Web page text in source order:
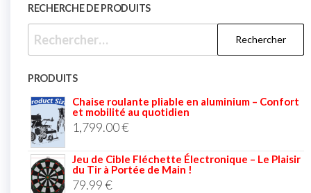
RECHERCHE DE PRODUITS
PRODUITS
Chaise roulante pliable en aluminium – Confort
et mobilité au quotidien
1,799.00€
Jeu de Cible Fléchette Électronique – Le Plaisir
du Tir à Portée de Main !
79.99€